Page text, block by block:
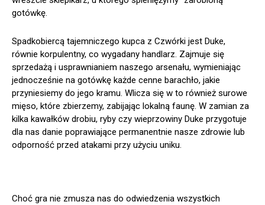
gotówkę.
Spadkobiercą tajemniczego kupca z Czwórki jest Duke,
równie korpulentny, co wygadany handlarz. Zajmuje się
sprzedażą i usprawnianiem naszego arsenału, wymieniając
jednocześnie na gotówkę każde cenne barachło, jakie
przyniesiemy do jego kramu. Wlicza się w to również surowe
mięso, które zbierzemy, zabijając lokalną faunę. W zamian za
kilka kawałków drobiu, ryby czy wieprzowiny Duke przygotuje
dla nas danie poprawiające permanentnie nasze zdrowie lub
odporność przed atakami przy użyciu uniku.
Choć gra nie zmusza nas do odwiedzenia wszystkich